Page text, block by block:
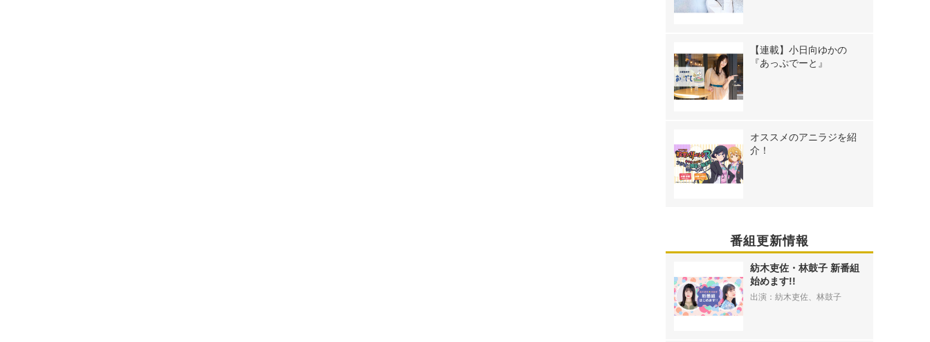
【連載】小日向ゆかの
『あっぷでーと』
オススメのアニラジを紹
介！
番組更新情報
紡木吏佐・林鼓子 新番組
始めます!!
出演：紡木吏佐、林鼓子